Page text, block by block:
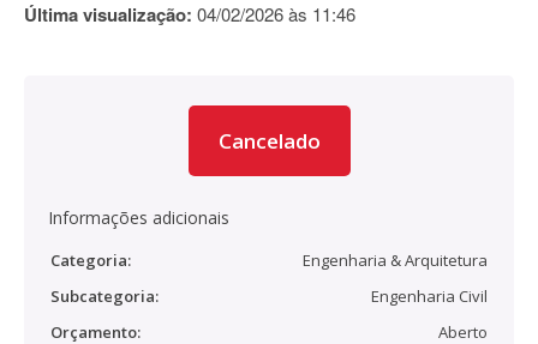
Última visualização: 04/02/2026 às 11:46
Cancelado
Informações adicionais
Categoria:
Engenharia & Arquitetura
Subcategoria:
Engenharia Civil
Orçamento:
Aberto